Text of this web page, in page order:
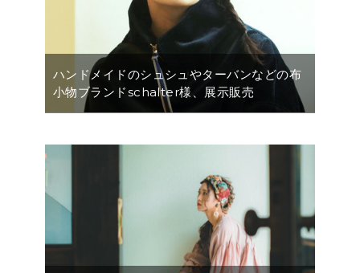
ハンドメイドのシュシュやターバンなどの布
小物ブランドschalter様、展示販売